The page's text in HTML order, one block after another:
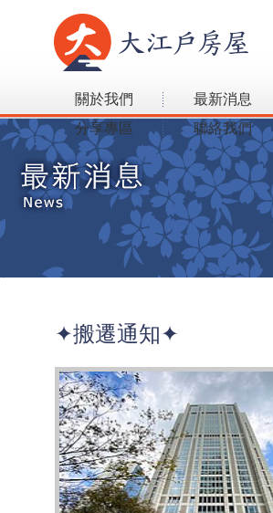
關於我們 最新消息
分享專區
聯絡我們
✦搬遷通知✦